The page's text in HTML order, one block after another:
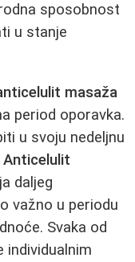
sposobnost
u stanje
masaža
period oporavka.
u svoju nedeljnu
Anticelulit
daljeg
važno u periodu
Svaka od
individualnim